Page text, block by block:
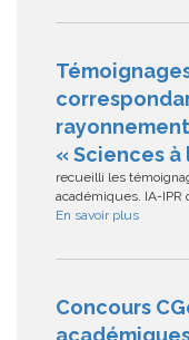
« Sciences à
recueilli les
académiques. IA-
En savoir plus
Concours